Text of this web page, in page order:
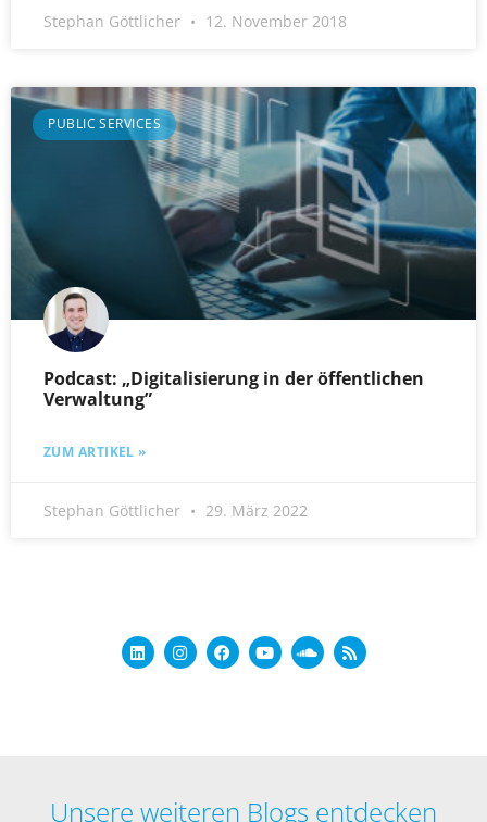
Stephan Göttlicher 12. November 2018
PUBLIC SERVICES
Podcast: „Digitalisierung in der öffentlichen
Verwaltung”
ZUM ARTIKEL »
Stephan Göttlicher 29. März 2022
Unsere weiteren Blogs entdecken